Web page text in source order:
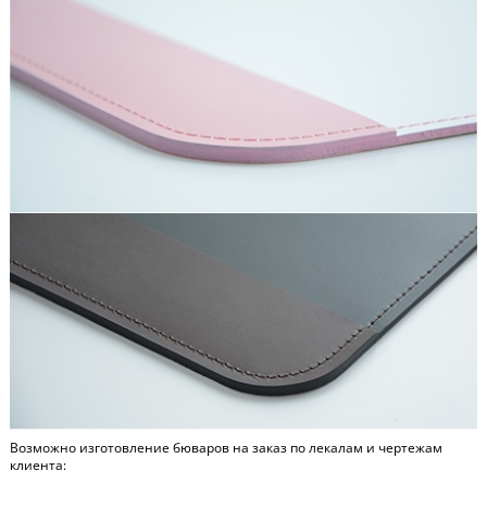
Возможно изготовление бюваров на заказ по лекалам и чертежам
клиента: